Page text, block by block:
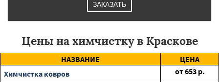
ЗАКАЗАТЬ
Цены на химчистку в Краскове
НАЗВАНИЕ
ЦЕНА
Химчистка ковров
от653 р.